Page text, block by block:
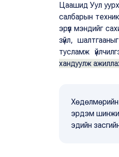
Цаашид Уул
салбарын
эрүүл мэндийг
зүйл,
тусламж
хандуулж
эрдэм
эдийн